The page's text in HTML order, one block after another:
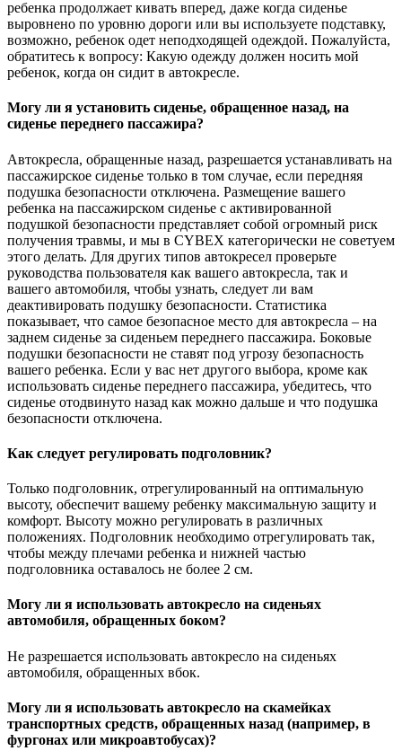
ребенка продолжает кивать вперед, даже когда сиденье
выровнено по уровню дороги или вы используете подставку,
возможно, ребенок одет неподходящей одеждой. Пожалуйста,
обратитесь к вопросу: Какую одежду должен носить мой
ребенок, когда он сидит в автокресле.
Могу ли я установить сиденье, обращенное назад, на
сиденье переднего пассажира?
Автокресла, обращенные назад, разрешается устанавливать на
пассажирское сиденье только в том случае, если передняя
подушка безопасности отключена. Размещение вашего
ребенка на пассажирском сиденье с активированной
подушкой безопасности представляет собой огромный риск
получения травмы, и мы в CYBEX категорически не советуем
этого делать. Для других типов автокресел проверьте
руководства пользователя как вашего автокресла, так и
вашего автомобиля, чтобы узнать, следует ли вам
деактивировать подушку безопасности. Статистика
показывает, что самое безопасное место для автокресла – на
заднем сиденье за ​​сиденьем переднего пассажира. Боковые
подушки безопасности не ставят под угрозу безопасность
вашего ребенка. Если у вас нет другого выбора, кроме как
использовать сиденье переднего пассажира, убедитесь, что
сиденье отодвинуто назад как можно дальше и что подушка
безопасности отключена.
Как следует регулировать подголовник?
Только подголовник, отрегулированный на оптимальную
высоту, обеспечит вашему ребенку максимальную защиту и
комфорт. Высоту можно регулировать в различных
положениях. Подголовник необходимо отрегулировать так,
чтобы между плечами ребенка и нижней частью
подголовника оставалось не более 2 см.
Могу ли я использовать автокресло на сиденьях
автомобиля, обращенных боком?
Не разрешается использовать автокресло на сиденьях
автомобиля, обращенных вбок.
Могу ли я использовать автокресло на скамейках
транспортных средств, обращенных назад (например, в
фургонах или микроавтобусах)?